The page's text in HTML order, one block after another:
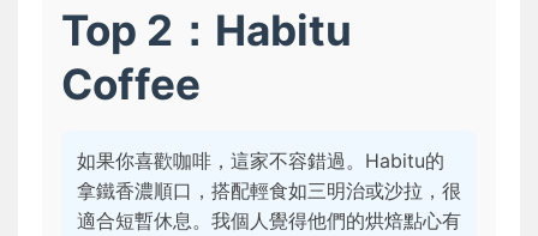
Top 2：Habitu
Coffee
如果你喜歡咖啡，這家不容錯過。Habitu的
拿鐵香濃順口，搭配輕食如三明治或沙拉，很
適合短暫休息。我個人覺得他們的烘焙點心有